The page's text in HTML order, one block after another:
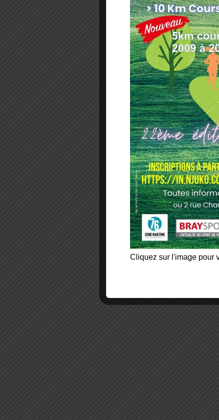
Cliquez sur l'image pour